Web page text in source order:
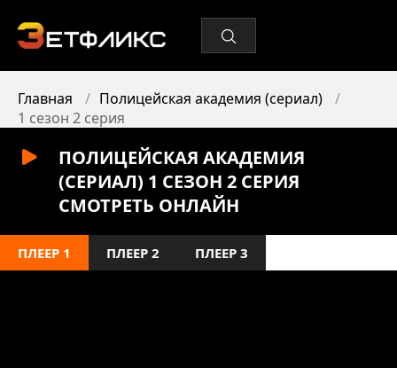
Главная
Полицейская академия (сериал)
1 сезон 2 серия
ПОЛИЦЕЙСКАЯ АКАДЕМИЯ
(СЕРИАЛ) 1 СЕЗОН 2 СЕРИЯ
СМОТРЕТЬ ОНЛАЙН
ПЛЕЕР 1 ПЛЕЕР 2 ПЛЕЕР 3